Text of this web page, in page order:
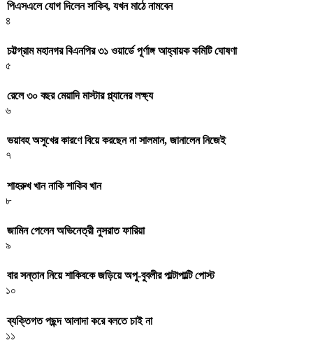
পিএসএলে যোগ দিলেন সাকিব, যখন মাঠে নামবেন
৪
চট্টগ্রাম মহানগর বিএনপির ৩১ ওয়ার্ডে পূর্ণাঙ্গ আহ্বায়ক কমিটি ঘোষণা
৫
রেলে ৩০ বছর মেয়াদি মাস্টার প্ল্যানের লক্ষ্য
৬
ভয়াবহ অসুখের কারণে বিয়ে করছেন না সালমান, জানালেন নিজেই
৭
শাহরুখ খান নাকি শাকিব খান
৮
জামিন পেলেন অভিনেত্রী নুসরাত ফারিয়া
৯
বার সন্তান নিয়ে শাকিবকে জড়িয়ে অপু-বুবলীর পাল্টাপাল্টি পোস্ট
১০
ব্যক্তিগত পছন্দ আলাদা করে বলতে চাই না
১১